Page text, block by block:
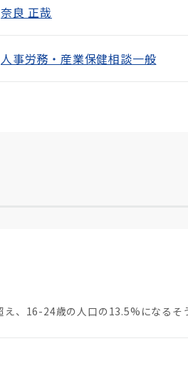
奈良 正哉
人事労務・産業保健相談一般
、16-24歳の人口の13.5%になる